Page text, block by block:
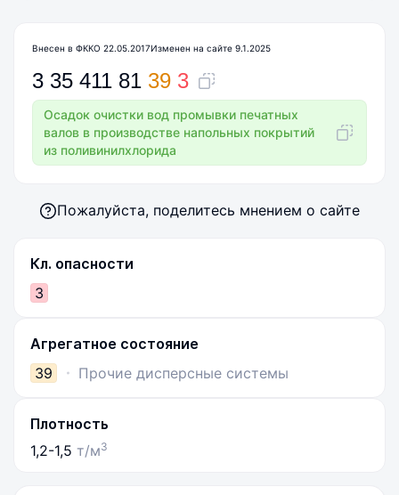
3 35 411 81 39 3
Внесен в ФККО 22.05.2017Изменен на сайте 9.1.2025
Осадок очистки вод промывки печатных
валов в производстве напольных покрытий
из поливинилхлорида
Пожалуйста, поделитесь мнением о сайте
Кл. опасности
3
Агрегатное состояние
39
Прочие дисперсные системы
Плотность
1,2-1,5 т/м3